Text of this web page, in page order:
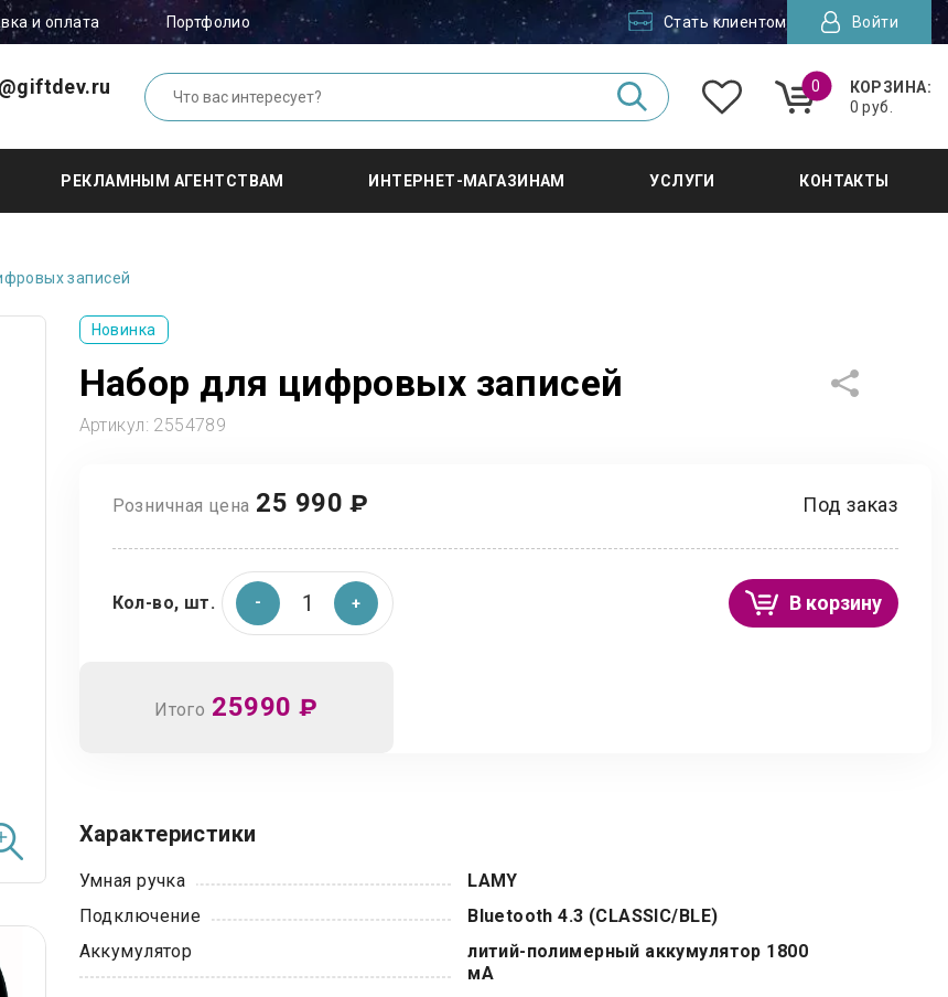
и оплата Портфолио Стать клиентом Войти
0
КОРЗИНА:
0 руб.
РЕКЛАМНЫМ АГЕНТСТВАМ ИНТЕРНЕТ-МАГАЗИНАМ УСЛУГИ КОНТАКТЫ
записей
Новинка
Набор для цифровых записей
Артикул: 2554789
Розничная цена 25 990 ₽ Под заказ
Кол-во, шт. В корзину
Итого 25990 ₽
Характеристики
Умная ручка
LAMY
Подключение
Bluetooth 4.3 (CLASSIC/BLE)
Аккумулятор
литий-полимерный аккумулятор 1800
мА